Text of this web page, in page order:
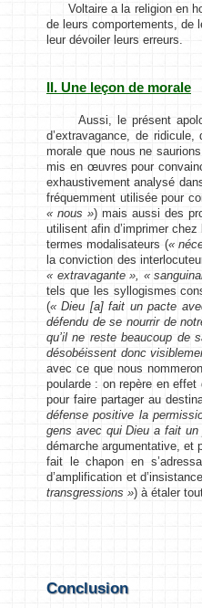
Voltaire a la religion en
de leurs comportements, de
leur dévoiler leurs erreurs.
II. Une leçon de morale
Aussi, le présent
d’extravagance, de
morale que nous ne
mis en œuvres pour
exhaustivement analysé
fréquemment utilisée pour
« nous ») mais aussi des
utilisent afin d’imprimer
termes modalisateurs («
la conviction des
« extravagante », «
tels que les syllogismes
(« Dieu [a] fait un pacte
défendu de se nourrir de
qu’il ne reste beaucoup de
désobéissent donc
avec ce que nous
poularde : on repère en
pour faire partager au
défense positive la
gens avec qui Dieu a fait un
démarche argumentative, et
fait le chapon en
d’amplification et
transgressions ») à étaler
Conclusion